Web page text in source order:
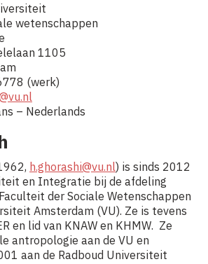
wetenschappen
1105
(werk)
– Nederlands
h.ghorashi@vu.nl) is sinds 2012
en Integratie bij de afdeling
der Sociale Wetenschappen
Amsterdam (VU). Ze is tevens
en lid van KNAW en KHMW. Ze
antropologie aan de VU en
aan de Radboud Universiteit